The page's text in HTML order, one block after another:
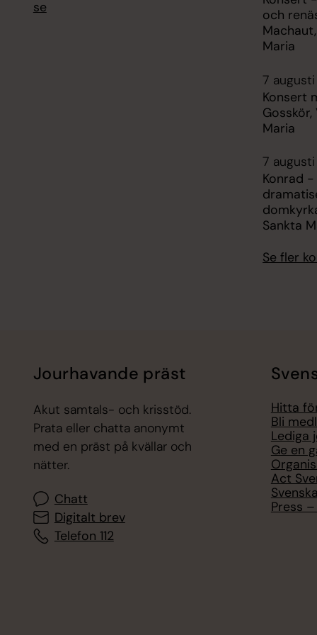
se
och
Maria
7 augusti
Konsert
Maria
7 augusti
Konrad
Sankta
Se fler
Jourhavande präst
Akut samtals- och krisstöd.
Prata eller chatta anonymt
med en präst på kvällar och
nätter.
Chatt
Digitalt brev
Telefon 112
Hitta
Bli
Lediga
Ge en
Act
Press